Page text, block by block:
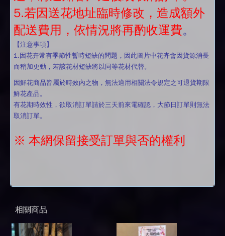
5.若因送花地址臨時修改，造成額外
配送費用，依情況將再酌收運費。
【注意事項】
1.因花卉常有季節性暫時短缺的問題，因此圖片中花卉會因貨源消長
而稍加更動，若該花材短缺將以同等花材代替。
因鮮花商品皆屬於時效內之物，無法適用相關法令規定之可退貨期限
鮮花產品。
有花期時效性，欲取消訂單請於三天前來電確認，大節日訂單則無法
取消訂單。
※ 本網保留接受訂單與否的權利
相關商品